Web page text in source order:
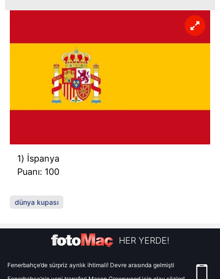
1) İspanya
Puanı: 100
dünya kupası
HER YERDE!
Fenerbahçe’de sürpriz ayrılık ihtimali! Devre arasında gelmişti